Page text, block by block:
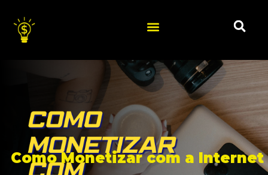
Como Monetizar com a Internet